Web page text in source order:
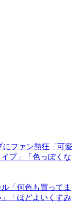
ファン熱狂「可愛
プ」「色っぽくな
「何色も買ってま
「ほどよいくすみ